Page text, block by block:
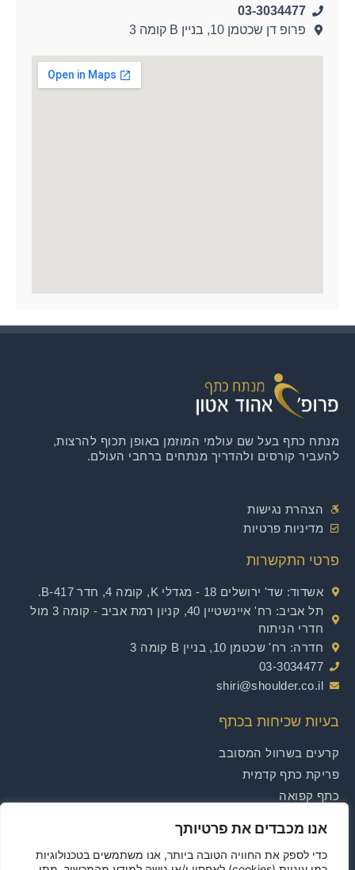
אנו מכבדים את פרטיותך
כדי לספק את החוויה הטובה ביותר, אנו משתמשים בטכנולוגיות
03-3034477
פרופ דן שכטמן 10, בניין B קומה 3
בעיות שכיחות בכתף
קרעים בשרוול המסובב
פריקת כתף קדמית
כתף קפואה
פרטי התקשרות
אשדוד: שד' ירושלים 18 - מגדלי K, קומה 4, חדר B-417.
תל אביב
: רח' איינשטיין 40, קניון רמת אביב - קומה 3 מול
חדרי הניתוח
חדרה: רח' שכטמן 10, בניין B קומה 3
03-3034477
shiri@shoulder.co.il
מנתח כתף בעל שם עולמי המוזמן באופן תכוף להרצות,
להעביר קורסים ולהדריך מנתחים ברחבי העולם.
הצהרת נגישות
מדיניות פרטיות